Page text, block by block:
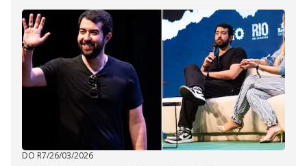
DO R7/26/03/2026